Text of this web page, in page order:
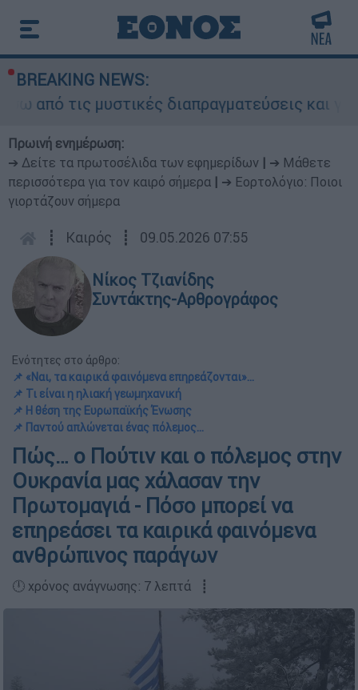
BREAKING NEWS:
μυστικές διαπραγματεύσεις και γιατί
Πρωινή ενημέρωση:
➔ Δείτε τα πρωτοσέλιδα των εφημερίδων
➔ Μάθετε
περισσότερα για τον καιρό σήμερα
➔ Εορτολόγιο: Ποιοι
γιορτάζουν σήμερα
┋ Καιρός ┋ 09.05.2026 07:55
Νίκος Τζιανίδης
Συντάκτης-Αρθρογράφος
Ενότητες στο άρθρο:
📌 «Ναι, τα καιρικά φαινόμενα επηρεάζονται»...
📌 Τι είναι η ηλιακή γεωμηχανική
📌 Η θέση της Ευρωπαϊκής Ένωσης
📌 Παντού απλώνεται ένας πόλεμος...
Πώς… ο Πούτιν και ο πόλεμος στην
Ουκρανία μας χάλασαν την
Πρωτομαγιά - Πόσο μπορεί να
επηρεάσει τα καιρικά φαινόμενα
ανθρώπινος παράγων
🕛 χρόνος ανάγνωσης: 7 λεπτά ┋